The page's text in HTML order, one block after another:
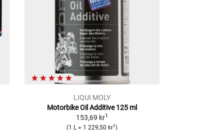
LIQUI MOLY
Motorbike Oil Additive 125 ml
153,69 kr1
(1 L = 1 229,50 kr1 )